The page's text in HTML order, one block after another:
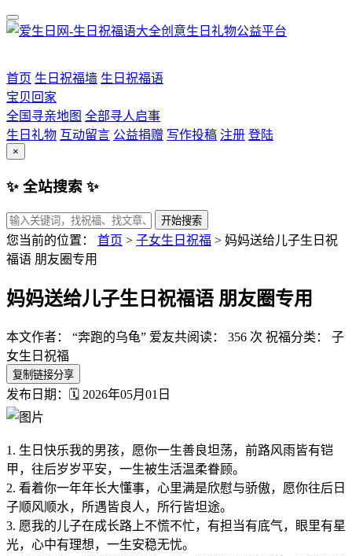
首页 生日祝福墙 生日祝福语
宝贝回家
全国寻亲地图 全部寻人启事
生日礼物 互动留言 公益捐赠 写作投稿 注册 登陆
×
✨ 全站搜索 ✨
开始搜索
您当前的位置： 首页 > 子女生日祝福 > 妈妈送给儿子生日祝
福语 朋友圈专用
妈妈送给儿子生日祝福语 朋友圈专用
本文作者： “奔跑的乌龟” 爱友共阅读： 356 次 祝福分类： 子
女生日祝福
复制链接分享
发布日期：🗓️ 2026年05月01日
1. 生日快乐我的男孩，愿你一生善良坦荡，前路风雨皆有铠
甲，往后岁岁平安，一生被生活温柔眷顾。
2. 看着你一年年长大懂事，心里满是欣慰与骄傲，愿你往后日
子顺风顺水，所遇皆良人，所行皆坦途。
3. 愿我的儿子在成长路上不慌不忙，有担当有底气，眼里有星
光，心中有理想，一生安稳无忧。